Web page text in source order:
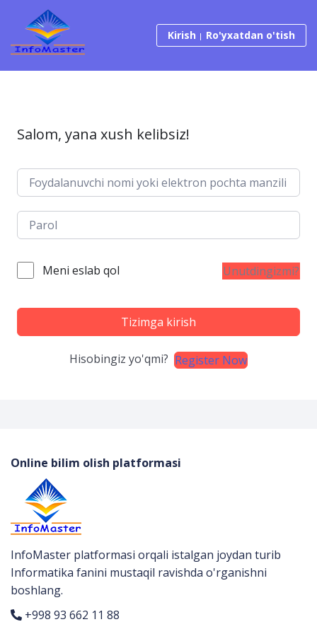
Tarkibga o‘tish
Kirish Ro'yxatdan o'tish
Salom, yana xush kelibsiz!
Meni eslab qol Unutdingizmi?
Tizimga kirish
Hisobingiz yo'qmi? Register Now
Online bilim olish platformasi
InfoMaster platformasi orqali istalgan joydan turib
Informatika fanini mustaqil ravishda o'rganishni
boshlang.
+998 93 662 11 88